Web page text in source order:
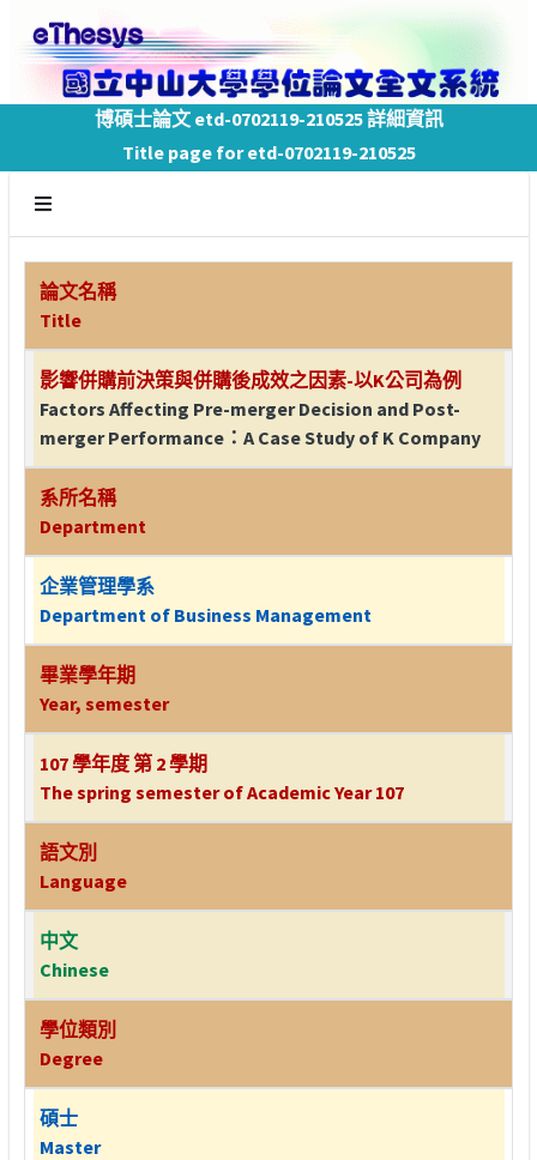
博碩士論文 etd-0702119-210525 詳細資訊
Title page for etd-0702119-210525
論文名稱
Title
影響併購前決策與併購後成效之因素-以K公司為例
Factors Affecting Pre-merger Decision and Post-
merger Performance：A Case Study of K Company
系所名稱
Department
企業管理學系
Department of Business Management
畢業學年期
Year, semester
107 學年度 第 2 學期
The spring semester of Academic Year 107
語文別
Language
中文
Chinese
學位類別
Degree
碩士
Master